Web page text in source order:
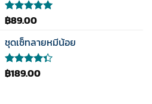
฿189.00.
ให้คะแนน
คะแนน
฿89.00
ชุดเซ็ทลายหมีน้อย
ให้
฿189.00